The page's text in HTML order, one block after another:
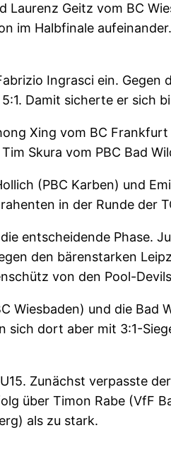
Geitz vom BC
im Halbfinale
Ingrasci ein. Gegen
Damit sicherte er sich
Xing vom BC
Skura vom PBC Bad
(PBC Karben) und
in der Runde der
entscheidende Phase.
den bärenstarken
von den Pool-
und die Bad
dort aber mit 3:1-
Zunächst verpasste
über Timon Rabe (VfF
als zu stark.